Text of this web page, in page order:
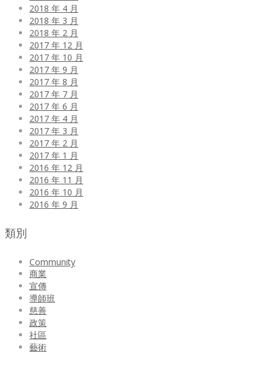
2018 年 4 月
2018 年 3 月
2018 年 2 月
2017 年 12 月
2017 年 10 月
2017 年 9 月
2017 年 8 月
2017 年 7 月
2017 年 6 月
2017 年 4 月
2017 年 3 月
2017 年 2 月
2017 年 1 月
2016 年 12 月
2016 年 11 月
2016 年 10 月
2016 年 9 月
類別
Community
商業
宣傳
導師班
慈善
政策
社區
藝術